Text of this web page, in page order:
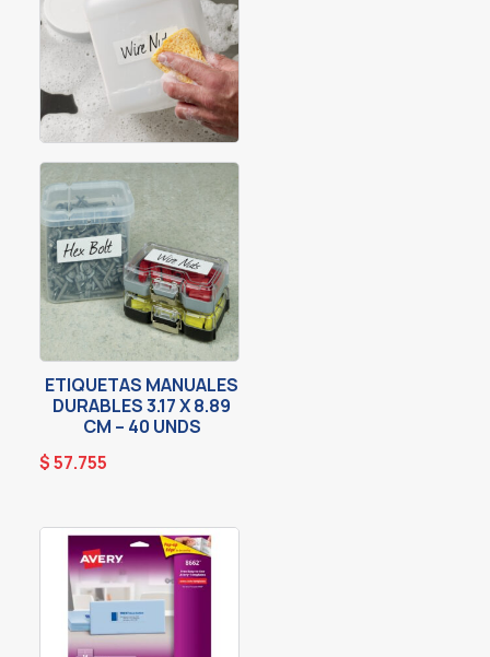
ETIQUETAS MANUALES
DURABLES 3.17 X 8.89
CM – 40 UNDS
$57.755